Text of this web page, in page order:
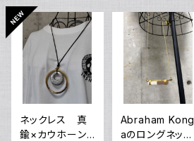
ネックレス 真
鍮×カウホーン
Abraham Kong
aのロングネック